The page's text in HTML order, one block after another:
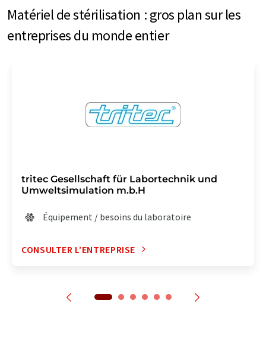
Matériel de stérilisation : gros plan sur les
entreprises du monde entier
tritec Gesellschaft für Labortechnik und
Umweltsimulation m.b.H
Équipement / besoins du laboratoire
CONSULTER L’ENTREPRISE